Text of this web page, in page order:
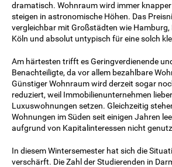
dramatisch. Wohnraum wird immer
steigen in astronomische Höhen. Das
vergleichbar mit Großstädten wie
Köln und absolut untypisch für eine solch
Am härtesten trifft es Geringverdienende
Benachteiligte, da vor allem bezahlbare
Günstiger Wohnraum wird derzeit sogar
reduziert, weil Immobilienunternehmen
Luxuswohnungen setzen. Gleichzeitig
Wohnungen im Süden seit einigen Jahren
aufgrund von Kapitalinteressen nicht
In diesem Wintersemester hat sich die
verschärft. Die Zahl der Studierenden in